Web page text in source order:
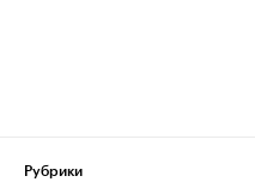
Рубрики